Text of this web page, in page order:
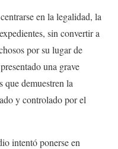
en la legalidad, la
sin convertir a
por su lugar de
una grave
que demuestren la
y controlado por el
intentó ponerse en